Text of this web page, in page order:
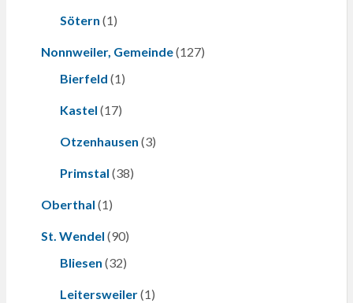
Sötern (1)
Nonnweiler, Gemeinde(127)
Bierfeld (1)
Kastel (17)
Otzenhausen (3)
Primstal (38)
Oberthal (1)
St. Wendel (90)
Bliesen (32)
Leitersweiler(1)